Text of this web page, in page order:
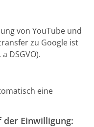
von YouTube und
zu Google ist
DSGVO).
eine
der Einwilligung: